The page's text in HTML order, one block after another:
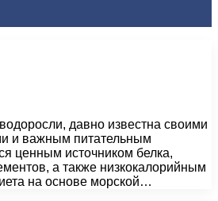
давно известна своими
и важным питательным
ценным источником белка,
а также низкокалорийным
на основе морской…